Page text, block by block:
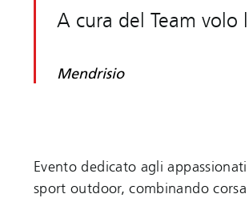
A cura del Team volo
Mendrisio
Evento dedicato agli
sport outdoor, combinando